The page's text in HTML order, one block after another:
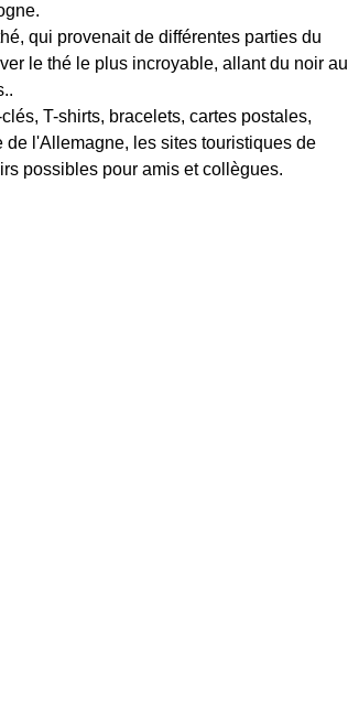
qui provenait de différentes parties du
le thé le plus incroyable, allant du noir au
T-shirts, bracelets, cartes postales,
l'Allemagne, les sites touristiques de
possibles pour amis et collègues.